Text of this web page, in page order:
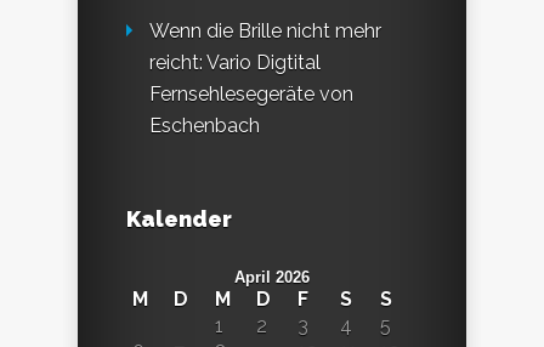
Wenn die Brille nicht mehr
reicht: Vario Digtital
Fernsehlesegeräte von
Eschenbach
Kalender
April 2026
M D M D F S
S
1
2 3 4
5